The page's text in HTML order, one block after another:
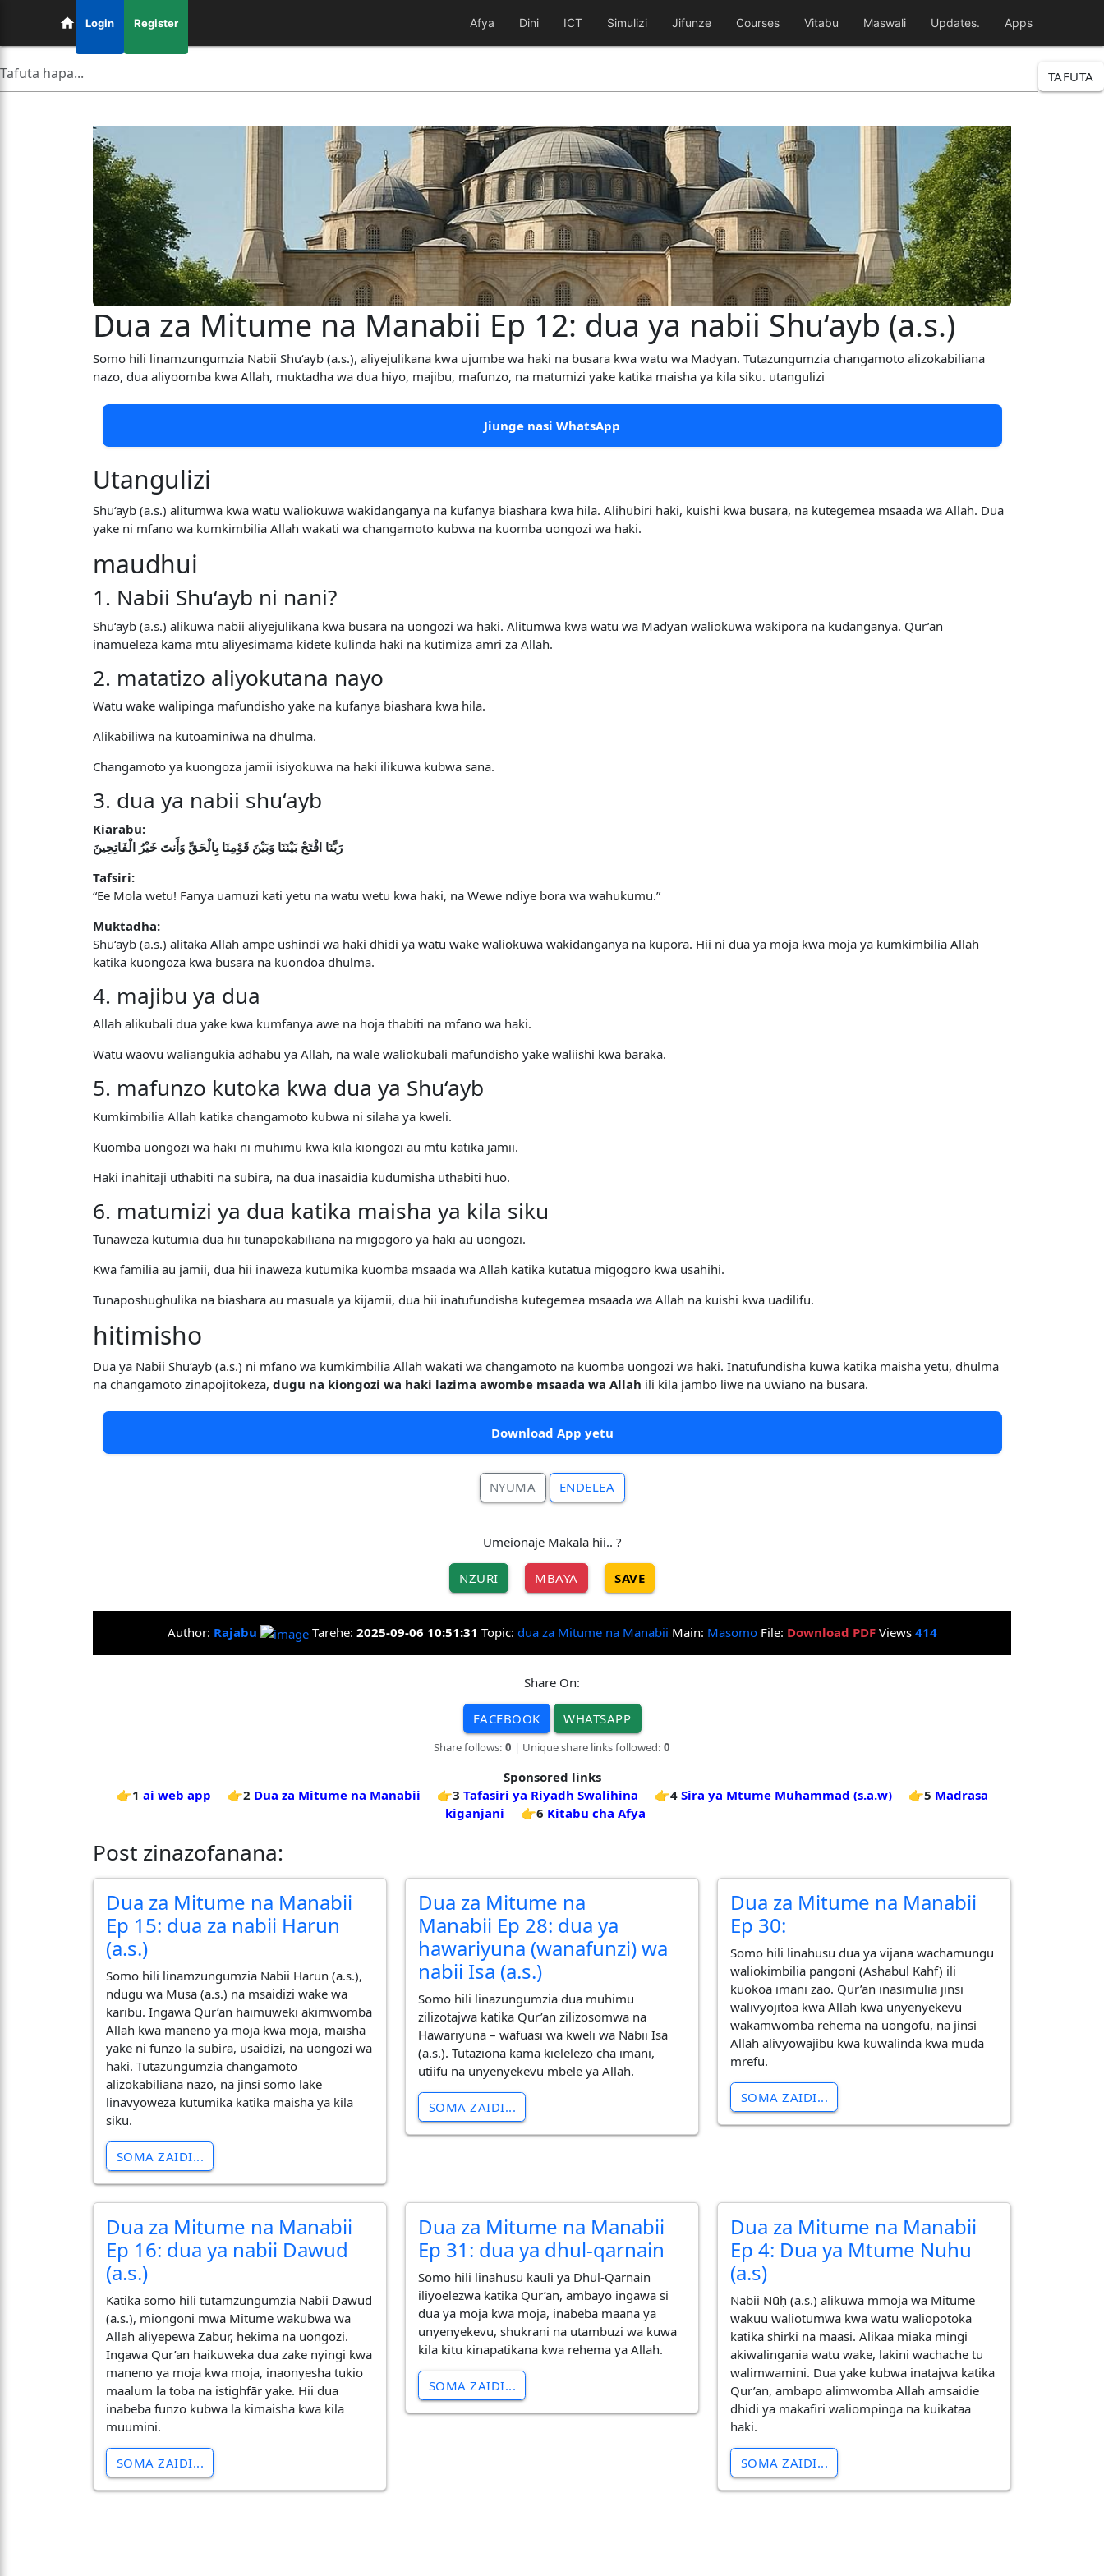
Login Register Afya Dini ICT Simulizi Jifunze Courses Vitabu Maswali Updates. Apps
TAFUTA
Dua za Mitume na Manabii Ep 12: dua ya nabii Shu‘ayb (a.s.)
Somo hili linamzungumzia Nabii Shu‘ayb (a.s.), aliyejulikana kwa ujumbe wa haki na busara kwa watu wa Madyan. Tutazungumzia changamoto alizokabiliana
nazo, dua aliyoomba kwa Allah, muktadha wa dua hiyo, majibu, mafunzo, na matumizi yake katika maisha ya kila siku. utangulizi
Jiunge nasi WhatsApp
Utangulizi
Shu‘ayb (a.s.) alitumwa kwa watu waliokuwa wakidanganya na kufanya biashara kwa hila. Alihubiri haki, kuishi kwa busara, na kutegemea msaada wa Allah. Dua
yake ni mfano wa kumkimbilia Allah wakati wa changamoto kubwa na kuomba uongozi wa haki.
maudhui
1. Nabii Shu‘ayb ni nani?
Shu‘ayb (a.s.) alikuwa nabii aliyejulikana kwa busara na uongozi wa haki. Alitumwa kwa watu wa Madyan waliokuwa wakipora na kudanganya. Qur’an
inamueleza kama mtu aliyesimama kidete kulinda haki na kutimiza amri za Allah.
2. matatizo aliyokutana nayo
Watu wake walipinga mafundisho yake na kufanya biashara kwa hila.
Alikabiliwa na kutoaminiwa na dhulma.
Changamoto ya kuongoza jamii isiyokuwa na haki ilikuwa kubwa sana.
3. dua ya nabii shu‘ayb
Kiarabu:
رَبَّنَا افْتَحْ بَيْنَنَا وَبَيْنَ قَوْمِنَا بِالْحَقِّ وَأَنتَ خَيْرُ الْفَاتِحِينَ
Tafsiri:
“Ee Mola wetu! Fanya uamuzi kati yetu na watu wetu kwa haki, na Wewe ndiye bora wa wahukumu.”
Muktadha:
Shu‘ayb (a.s.) alitaka Allah ampe ushindi wa haki dhidi ya watu wake waliokuwa wakidanganya na kupora. Hii ni dua ya moja kwa moja ya kumkimbilia Allah
katika kuongoza kwa busara na kuondoa dhulma.
4. majibu ya dua
Allah alikubali dua yake kwa kumfanya awe na hoja thabiti na mfano wa haki.
Watu waovu waliangukia adhabu ya Allah, na wale waliokubali mafundisho yake waliishi kwa baraka.
5. mafunzo kutoka kwa dua ya Shu‘ayb
Kumkimbilia Allah katika changamoto kubwa ni silaha ya kweli.
Kuomba uongozi wa haki ni muhimu kwa kila kiongozi au mtu katika jamii.
Haki inahitaji uthabiti na subira, na dua inasaidia kudumisha uthabiti huo.
6. matumizi ya dua katika maisha ya kila siku
Tunaweza kutumia dua hii tunapokabiliana na migogoro ya haki au uongozi.
Kwa familia au jamii, dua hii inaweza kutumika kuomba msaada wa Allah katika kutatua migogoro kwa usahihi.
Tunaposhughulika na biashara au masuala ya kijamii, dua hii inatufundisha kutegemea msaada wa Allah na kuishi kwa uadilifu.
hitimisho
Dua ya Nabii Shu‘ayb (a.s.) ni mfano wa kumkimbilia Allah wakati wa changamoto na kuomba uongozi wa haki. Inatufundisha kuwa katika maisha yetu, dhulma
na changamoto zinapojitokeza,dugu na kiongozi wa haki lazima awombe msaada wa Allah ili kila jambo liwe na uwiano na busara.
Download App yetu
NYUMA ENDELEA
Umeionaje Makala hii.. ?
NZURI MBAYA SAVE
Author: Rajabu Tarehe: 2025-09-06 10:51:31 Topic: dua za Mitume na Manabii Main: MasomoFile: Download PDFViews 414
Share On:
FACEBOOK WHATSAPP
Share follows: 0 | Unique share links followed: 0
Sponsored links
👉1 ai web app 👉2 Dua za Mitume na Manabii 👉3 Tafasiri ya Riyadh Swalihina 👉4 Sira ya Mtume Muhammad (s.a.w) 👉5 Madrasa
kiganjani
👉6 Kitabu cha Afya
Post zinazofanana:
Dua za Mitume na Manabii
Ep 15: dua za nabii Harun
(a.s.)
Somo hili linamzungumzia Nabii Harun (a.s.),
ndugu wa Musa (a.s.) na msaidizi wake wa
karibu. Ingawa Qur’an haimuweki akimwomba
Allah kwa maneno ya moja kwa moja, maisha
yake ni funzo la subira, usaidizi, na uongozi wa
haki. Tutazungumzia changamoto
alizokabiliana nazo, na jinsi somo lake
linavyoweza kutumika katika maisha ya kila
siku.
SOMA ZAIDI...
Dua za Mitume na
Manabii Ep 28: dua ya
hawariyuna (wanafunzi) wa
nabii Isa (a.s.)
Somo hili linazungumzia dua muhimu
zilizotajwa katika Qur’an zilizosomwa na
Hawariyuna – wafuasi wa kweli wa Nabii Isa
(a.s.). Tutaziona kama kielelezo cha imani,
utiifu na unyenyekevu mbele ya Allah.
SOMA ZAIDI...
Dua za Mitume na Manabii
Ep 30:
Somo hili linahusu dua ya vijana wachamungu
waliokimbilia pangoni (Ashabul Kahf) ili
kuokoa imani zao. Qur’an inasimulia jinsi
walivyojitoa kwa Allah kwa unyenyekevu
wakamwomba rehema na uongofu, na jinsi
Allah alivyowajibu kwa kuwalinda kwa muda
mrefu.
SOMA ZAIDI...
Dua za Mitume na Manabii
Ep 16: dua ya nabii Dawud
(a.s.)
Katika somo hili tutamzungumzia Nabii Dawud
(a.s.), miongoni mwa Mitume wakubwa wa
Allah aliyepewa Zabur, hekima na uongozi.
Ingawa Qur’an haikuweka dua zake nyingi kwa
maneno ya moja kwa moja, inaonyesha tukio
maalum la toba na istighfār yake. Hii dua
inabeba funzo kubwa la kimaisha kwa kila
muumini.
SOMA ZAIDI...
Dua za Mitume na Manabii
Ep 31: dua ya dhul-qarnain
Somo hili linahusu kauli ya Dhul-Qarnain
iliyoelezwa katika Qur’an, ambayo ingawa si
dua ya moja kwa moja, inabeba maana ya
unyenyekevu, shukrani na utambuzi wa kuwa
kila kitu kinapatikana kwa rehema ya Allah.
SOMA ZAIDI...
Dua za Mitume na Manabii
Ep 4: Dua ya Mtume Nuhu
(a.s)
Nabii Nūḥ (a.s.) alikuwa mmoja wa Mitume
wakuu waliotumwa kwa watu waliopotoka
katika shirki na maasi. Alikaa miaka mingi
akiwalingania watu wake, lakini wachache tu
walimwamini. Dua yake kubwa inatajwa katika
Qur’an, ambapo alimwomba Allah amsaidie
dhidi ya makafiri waliompinga na kuikataa
haki.
SOMA ZAIDI...